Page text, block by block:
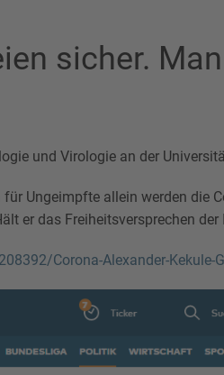
sicher.
und Virologie an der
Ungeimpfte allein werden die
er das Freiheitsversprechen
Corona-Alexander-Kekule-